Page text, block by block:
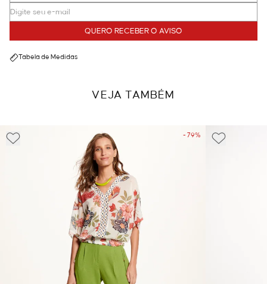
QUERO RECEBER O AVISO
Tabela de Medidas
VEJA TAMBÉM
- 79%